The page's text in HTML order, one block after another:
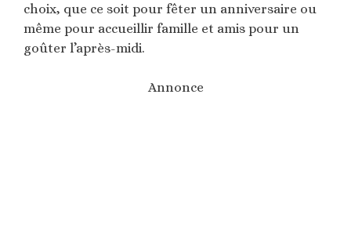
choix, que ce soit pour fêter un anniversaire ou
même pour accueillir famille et amis pour un
goûter l’après-midi.
Annonce